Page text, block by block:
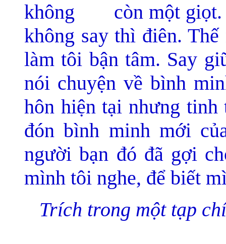
không còn một giọt.
không say thì điên.
làm tôi bận tâm. Say
nói chuyện về bình
hôn hiện tại nhưng tinh
đón bình minh mới
người bạn đó đã gợi
mình tôi nghe, để biết
Trích trong một tạp